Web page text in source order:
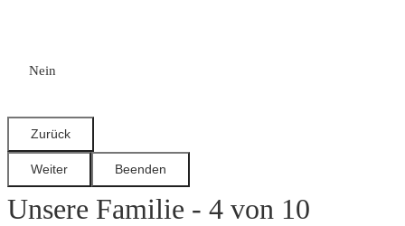
Nein
Unsere Familie - 4 von 10